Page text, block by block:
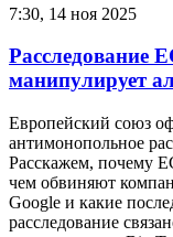
7:30, 14 ноя 2025
Расследование
манипулирует
Европейский союз
антимонопольное
Расскажем, почему
чем обвиняют
Google и какие
расследование